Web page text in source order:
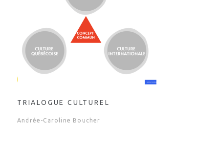
TRIALOGUE CULTUREL
Andrée-Caroline Boucher